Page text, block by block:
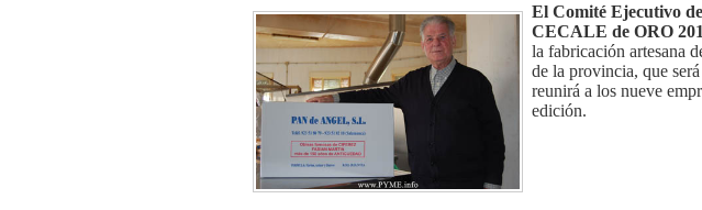
El Comité Ejecutivo
CECALE de ORO
la fabricación artesana
de la provincia, que
reunirá a los nueve
edición.